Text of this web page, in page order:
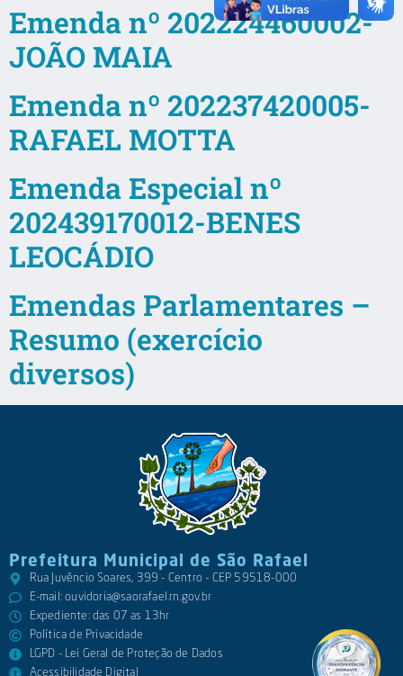
Emenda nº 202224460002-
JOÃO MAIA
Emenda nº 202237420005-
RAFAEL MOTTA
Emenda Especial nº
202439170012-BENES
LEOCÁDIO
Emendas Parlamentares –
Resumo (exercício
diversos)
Prefeitura Municipal de São Rafael
Rua Juvêncio Soares, 399 - Centro - CEP 59518-000
E-mail:ouvidoria@saorafael.rn.gov.br
Expediente: das 07 as 13hr
Política de Privacidade
LGPD - Lei Geral de Proteção de Dados
Acessibilidade Digital